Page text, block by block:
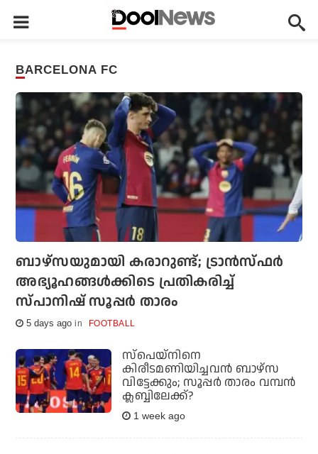
BARCELONA FC
ബാഴ്‌സയുമായി കരാറുണ്ട്; ട്രാന്‍സ്ഫര്‍
അഭ്യൂഹങ്ങള്‍ക്കിടെ പ്രതികരിച്ച്
സ്പാനിഷ് സൂപ്പര്‍ താരം
5 days ago FOOTBALL
സ്‌പെയ്‌നിനെ
കിരീടമണിയിച്ചവന്‍ ബാഴ്‌സ
വിട്ടേക്കും; സൂപ്പര്‍ താരം വമ്പന്‍
ക്ലബ്ബിലേക്ക്?
1 week ago